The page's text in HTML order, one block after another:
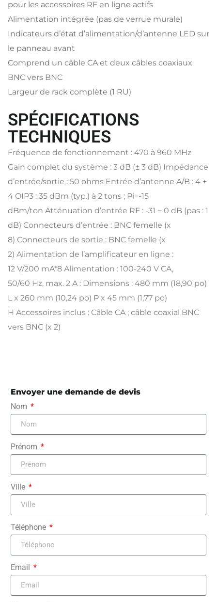
pour les accessoires RF en ligne actifs
Alimentation intégrée (pas de verrue murale)
Indicateurs d’état d’alimentation/d’antenne LED sur
le panneau avant
Comprend un câble CA et deux câbles coaxiaux
BNC vers BNC
Largeur de rack complète (1 RU)
SPÉCIFICATIONS
TECHNIQUES
Fréquence de fonctionnement : 470 à 960 MHz
Gain complet du système : 3 dB (± 3 dB) Impédance
d’entrée/sortie : 50 ohms Entrée d’antenne A/B : 4 +
4 OIP3 : 35 dBm (typ.) à 2 tons ; Pi=-15
dBm/ton Atténuation d’entrée RF : -31 ~ 0 dB (pas : 1
dB) Connecteurs d’entrée : BNC femelle (x
8) Connecteurs de sortie : BNC femelle (x
2) Alimentation de l’amplificateur en ligne :
12 V/200 mA*8 Alimentation : 100-240 V CA,
50/60 Hz, max. 2 A : Dimensions : 480 mm (18,90 po)
L x 260 mm (10,24 po) P x 45 mm (1,77 po)
H Accessoires inclus : Câble CA ; câble coaxial BNC
vers BNC (x 2)
Envoyer une demande de devis
Nom
Prénom
Ville
Téléphone
Email